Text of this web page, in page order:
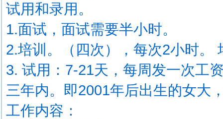
试用和录用。
1.面试，面试需要半小时。
2.培训。（四次），每次2小时。
3. 试用：7-21天，每周发一次工
三年内。即2001年后出生的女大
工作内容：